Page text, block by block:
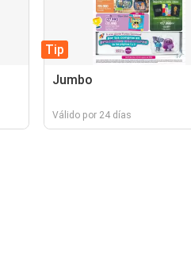
Tip
Jumbo
Válido por 24 días